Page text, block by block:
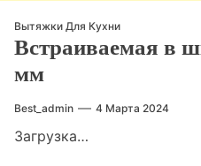
Вытяжки Для Кухни
Встраиваемая в
мм
Best_admin 4 Марта 2024
Загрузка…